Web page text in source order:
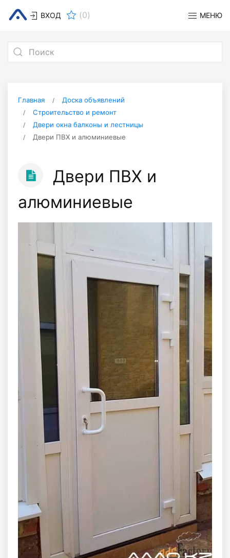
ВХОД (0) МЕНЮ
Главная
Доска объявлений
Строительство и ремонт
Двери окна балконы и лестницы
Двери ПВХ и алюминиевые
Двери ПВХ и
алюминиевые